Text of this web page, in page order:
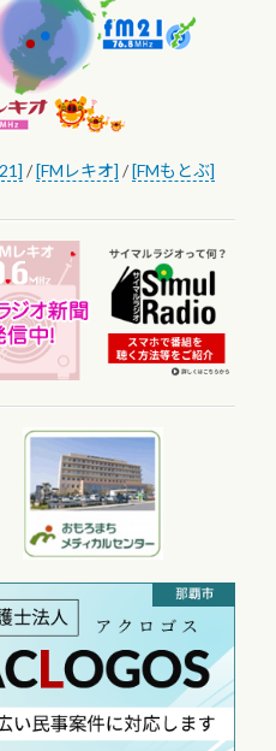
/[FMレキオ] /[FMもとぶ]